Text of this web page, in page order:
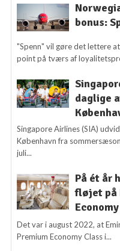
bonus:
"Spenn" vil gøre det lettere
point på tværs af
daglige
Singapore Airlines (SIA)
København fra
juli...
På ét år
fløjet på
Det var i august 2022, at
Premium Economy Class i...